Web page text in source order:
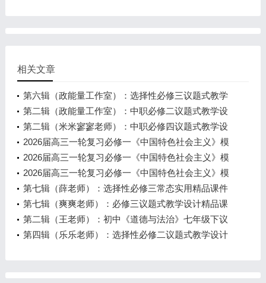
相关文章
第六辑（政能量工作室）：选择性必修三议题式教学
设计精品课件教案全集
第二辑（政能量工作室）：中职必修二议题式教学设
计精品课件教案全集
第二辑（米米寥寥老师）：中职必修四议题式教学设
计精品课件教案全集
2026届高三一轮复习必修一《中国特色社会主义》模
块三课件（共52页）
2026届高三一轮复习必修一《中国特色社会主义》模
块二课件（共29页）
2026届高三一轮复习必修一《中国特色社会主义》模
块一课件（共29页）
第七辑（薛老师）：选择性必修三常态实用精品课件
全集
第七辑（爽爽老师）：必修三议题式教学设计精品课
件全集
第二辑（王老师）：初中《道德与法治》七年级下议
题式精品课件教案全集
第四辑（乐乐老师）：选择性必修二议题式教学设计